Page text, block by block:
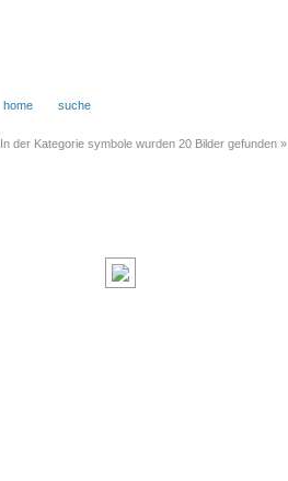
home suche
In der Kategorie symbole wurden 20 Bilder gefunden »